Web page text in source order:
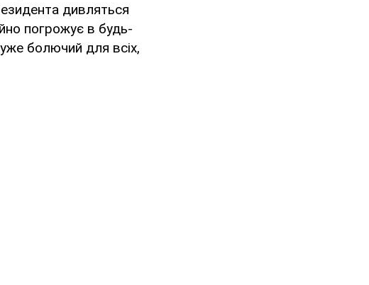
дивляться
погрожує в будь-
болючий для всіх,